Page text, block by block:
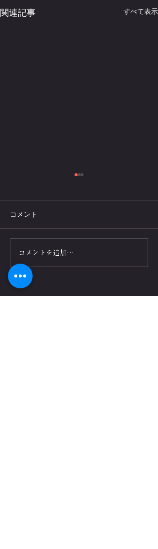
関連記事 すべて表示
介護予防フィットネス×腕
立て伏せで健康と生活の
質を向上！リハビリ事業
向け
コメント
コメントを追加…